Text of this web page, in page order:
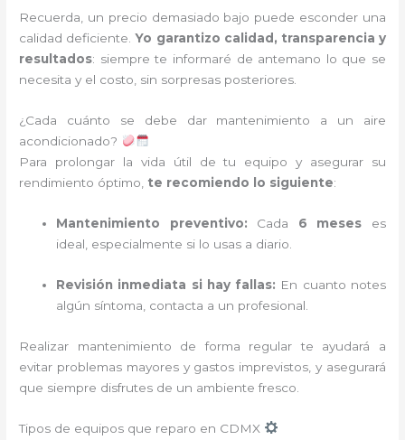
Recuerda, un precio demasiado bajo puede esconder una
calidad deficiente.Yo garantizo calidad, transparencia y
resultados: siempre te informaré de antemano lo que se
necesita y el costo, sin sorpresas posteriores.
¿Cada cuánto se debe dar mantenimiento a un aire
acondicionado?
Para prolongar la vida útil de tu equipo y asegurar su
rendimiento óptimo, te recomiendo lo siguiente:
Mantenimiento preventivo: Cada 6 meses es
ideal, especialmente si lo usas a diario.
Revisión inmediata si hay fallas: En cuanto notes
algún síntoma, contacta a un profesional.
Realizar mantenimiento de forma regular te ayudará a
evitar problemas mayores y gastos imprevistos, y asegurará
que siempre disfrutes de un ambiente fresco.
Tipos de equipos que reparo en CDMX